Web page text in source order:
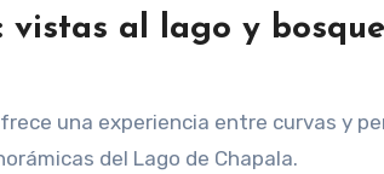
vistas al lago y
una experiencia entre curvas y
del Lago de Chapala.